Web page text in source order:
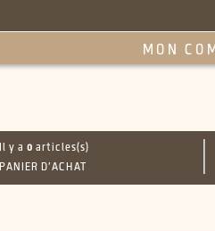
MON
Il y a 0 articles(s)
PANIER D'ACHAT